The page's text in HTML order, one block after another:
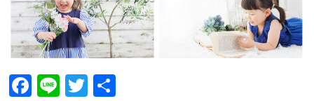
F
Li
T